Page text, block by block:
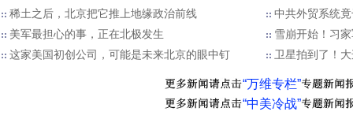
稀土之后，北京把它推上地缘政治前线
中共外贸系统
美军最担心的事，正在北极发生
雪崩开始！习
这家美国初创公司，可能是未来北京的眼中钉
卫星拍到了！
“万维专栏”
“中美冷战”